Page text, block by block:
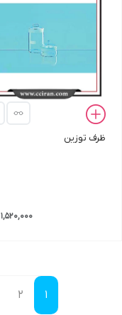
ظرف توزین
1,520,000
1
2